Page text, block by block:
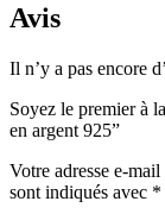
Avis
Il n’y a pas encore
Soyez le premier à
en argent 925”
Votre adresse e-
sont indiqués avec *